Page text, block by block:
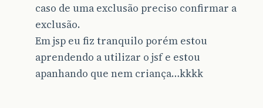
caso de uma exclusão preciso confirmar a
exclusão.
Em jsp eu fiz tranquilo porém estou
aprendendo a utilizar o jsf e estou
apanhando que nem criança…kkkk